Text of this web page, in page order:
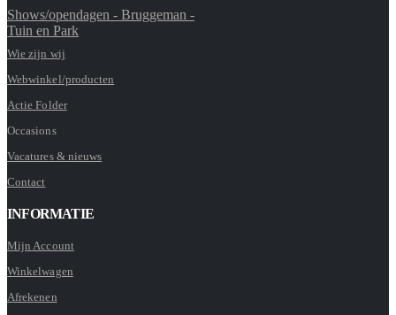
Shows/opendagen - Bruggeman -
Tuin en Park
Wie zijn wij
Webwinkel/producten
Actie Folder
Occasions
Vacatures & nieuws
Contact
INFORMATIE
Mijn Account
Winkelwagen
Afrekenen